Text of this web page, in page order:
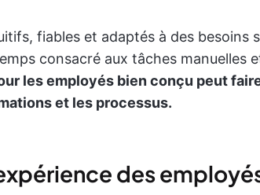
fiables et adaptés à des besoins
consacré aux tâches manuelles
les employés bien conçu peut
et les processus.
des